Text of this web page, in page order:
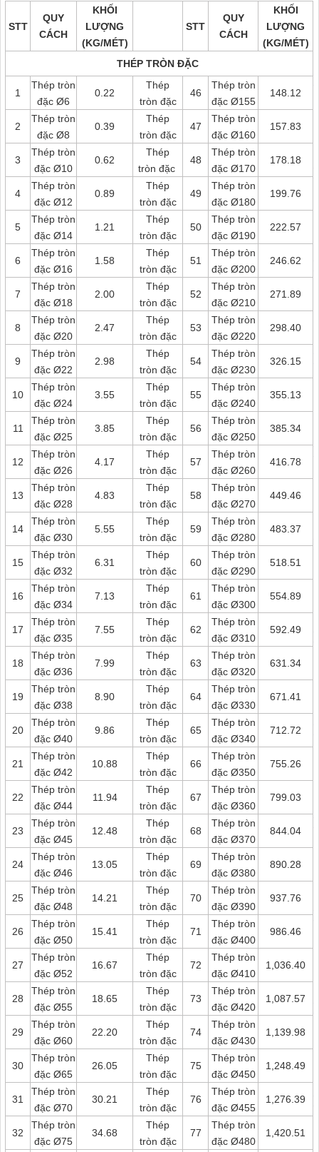
STT
QUY
CÁCH
KHỐI
LƯỢNG
(KG/MÉT)
STT
QUY
CÁCH
KHỐI
LƯỢNG
(KG/MÉT)
THÉP TRÒN ĐẶC
1
Thép tròn
đặc Ø6
0.22
Thép
tròn đặc
46
Thép tròn
đặc Ø155
148.12
2
Thép tròn
đặc Ø8
0.39
Thép
tròn đặc
47
Thép tròn
đặc Ø160
157.83
3
Thép tròn
đặc Ø10
0.62
Thép
tròn đặc
48
Thép tròn
đặc Ø170
178.18
4
Thép tròn
đặc Ø12
0.89
Thép
tròn đặc
49
Thép tròn
đặc Ø180
199.76
5
Thép tròn
đặc Ø14
1.21
Thép
tròn đặc
50
Thép tròn
đặc Ø190
222.57
6
Thép tròn
đặc Ø16
1.58
Thép
tròn đặc
51
Thép tròn
đặc Ø200
246.62
7
Thép tròn
đặc Ø18
2.00
Thép
tròn đặc
52
Thép tròn
đặc Ø210
271.89
8
Thép tròn
đặc Ø20
2.47
Thép
tròn đặc
53
Thép tròn
đặc Ø220
298.40
9
Thép tròn
đặc Ø22
2.98
Thép
tròn đặc
54
Thép tròn
đặc Ø230
326.15
10
Thép tròn
đặc Ø24
3.55
Thép
tròn đặc
55
Thép tròn
đặc Ø240
355.13
11
Thép tròn
đặc Ø25
3.85
Thép
tròn đặc
56
Thép tròn
đặc Ø250
385.34
12
Thép tròn
đặc Ø26
4.17
Thép
tròn đặc
57
Thép tròn
đặc Ø260
416.78
13
Thép tròn
đặc Ø28
4.83
Thép
tròn đặc
58
Thép tròn
đặc Ø270
449.46
14
Thép tròn
đặc Ø30
5.55
Thép
tròn đặc
59
Thép tròn
đặc Ø280
483.37
15
Thép tròn
đặc Ø32
6.31
Thép
tròn đặc
60
Thép tròn
đặc Ø290
518.51
16
Thép tròn
đặc Ø34
7.13
Thép
tròn đặc
61
Thép tròn
đặc Ø300
554.89
17
Thép tròn
đặc Ø35
7.55
Thép
tròn đặc
62
Thép tròn
đặc Ø310
592.49
18
Thép tròn
đặc Ø36
7.99
Thép
tròn đặc
63
Thép tròn
đặc Ø320
631.34
19
Thép tròn
đặc Ø38
8.90
Thép
tròn đặc
64
Thép tròn
đặc Ø330
671.41
20
Thép tròn
đặc Ø40
9.86
Thép
tròn đặc
65
Thép tròn
đặc Ø340
712.72
21
Thép tròn
đặc Ø42
10.88
Thép
tròn đặc
66
Thép tròn
đặc Ø350
755.26
22
Thép tròn
đặc Ø44
11.94
Thép
tròn đặc
67
Thép tròn
đặc Ø360
799.03
23
Thép tròn
đặc Ø45
12.48
Thép
tròn đặc
68
Thép tròn
đặc Ø370
844.04
24
Thép tròn
đặc Ø46
13.05
Thép
tròn đặc
69
Thép tròn
đặc Ø380
890.28
25
Thép tròn
đặc Ø48
14.21
Thép
tròn đặc
70
Thép tròn
đặc Ø390
937.76
26
Thép tròn
đặc Ø50
15.41
Thép
tròn đặc
71
Thép tròn
đặc Ø400
986.46
27
Thép tròn
đặc Ø52
16.67
Thép
tròn đặc
72
Thép tròn
đặc Ø410
1,036.40
28
Thép tròn
đặc Ø55
18.65
Thép
tròn đặc
73
Thép tròn
đặc Ø420
1,087.57
29
Thép tròn
đặc Ø60
22.20
Thép
tròn đặc
74
Thép tròn
đặc Ø430
1,139.98
30
Thép tròn
đặc Ø65
26.05
Thép
tròn đặc
75
Thép tròn
đặc Ø450
1,248.49
31
Thép tròn
đặc Ø70
30.21
Thép
tròn đặc
76
Thép tròn
đặc Ø455
1,276.39
32
Thép tròn
đặc Ø75
34.68
Thép
tròn đặc
77
Thép tròn
đặc Ø480
1,420.51